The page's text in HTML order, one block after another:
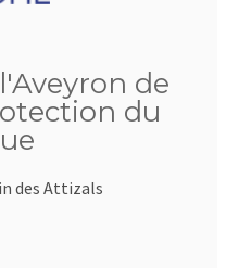
de
du
des Attizals